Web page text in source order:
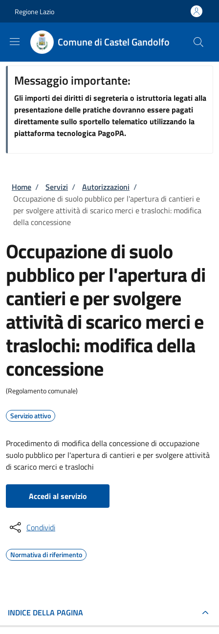
Regione Lazio
Comune di Castel Gandolfo
Messaggio importante:
Gli importi dei diritti di segreteria o istruttoria legati alla
presentazione delle pratiche dovranno essere pagati
direttamente sullo sportello telematico utilizzando la
piattaforma tecnologica PagoPA.
Briciole di pane
Home / Servizi / Autorizzazioni /
Occupazione di suolo pubblico per l'apertura di cantieri e
per svolgere attività di scarico merci e traslochi: modifica
della concessione
Occupazione di suolo
pubblico per l'apertura di
cantieri e per svolgere
attività di scarico merci e
traslochi: modifica della
concessione
(Regolamento comunale)
Servizio attivo
Procedimento di modifica della concessione di occupazione
suolo pubblico per l'apertura di cantieri e per svolgere attività
di scarico merci e traslochi
Accedi al servizio
Condividi
Normativa di riferimento
INDICE DELLA PAGINA